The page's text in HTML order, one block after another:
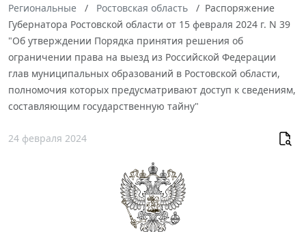
Региональные
Ростовская область
Распоряжение
Губернатора Ростовской области от 15 февраля 2024 г. N 39
"Об утверждении Порядка принятия решения об
ограничении права на выезд из Российской Федерации
глав муниципальных образований в Ростовской области,
полномочия которых предусматривают доступ к сведениям,
составляющим государственную тайну"
24 февраля 2024